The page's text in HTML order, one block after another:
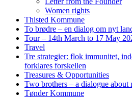
Women rights
Thisted Kommune
To brødre – en dialog om nyt
Tour – 14th March to 17 May
Travel
Tre strategier: flok immunitet,
forklares forskellen
Treasures & Opportunities
Two brothers – a dialogue about
Tønder Kommune